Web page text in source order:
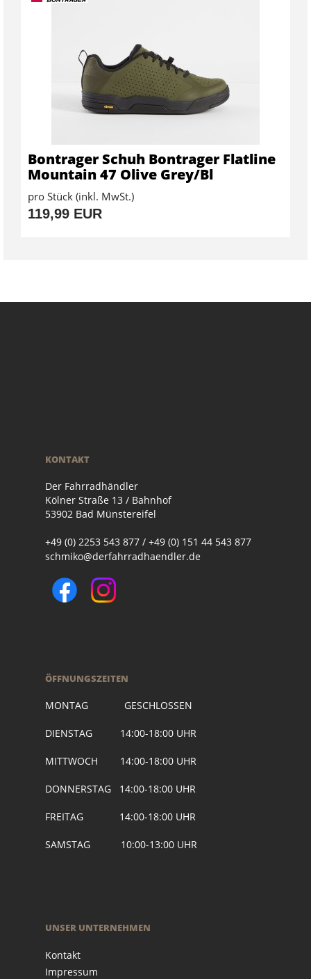
Bontrager Schuh Bontrager Flatline
Mountain 47 Olive Grey/Bl
pro Stück (inkl. MwSt.)
119,99 EUR
KONTAKT
Der Fahrradhändler
Kölner Straße 13 / Bahnhof
53902 Bad Münstereifel
+49 (0) 2253 543 877 / +49 (0) 151 44 543 877
schmiko@derfahrradhaendler.de
ÖFFNUNGSZEITEN
MONTAG GESCHLOSSEN
DIENSTAG 14:00-18:00 UHR
MITTWOCH 14:00-18:00 UHR
DONNERSTAG 14:00-18:00 UHR
FREITAG 14:00-18:00 UHR
SAMSTAG 10:00-13:00 UHR
UNSER UNTERNEHMEN
Kontakt
Impressum